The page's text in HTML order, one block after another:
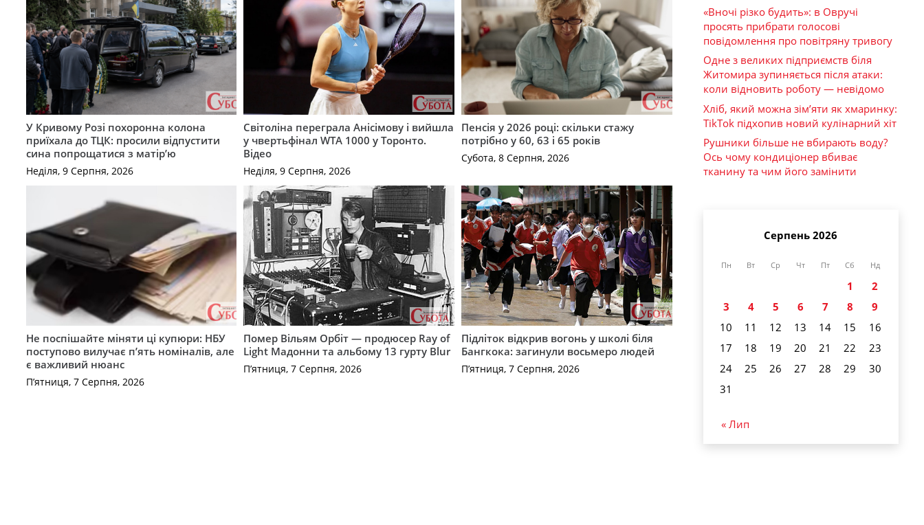
У Кривому Розі похоронна колона
приїхала до ТЦК: просили відпустити
сина попрощатися з матір’ю
Неділя, 9 Серпня, 2026
Світоліна переграла Анісімову і вийшла
у чвертьфінал WTA 1000 у Торонто.
Відео
Неділя, 9 Серпня, 2026
Пенсія у 2026 році: скільки стажу
потрібно у 60, 63 і 65 років
Субота, 8 Серпня, 2026
Не поспішайте міняти ці купюри: НБУ
поступово вилучає п’ять номіналів, але
є важливий нюанс
П’ятниця, 7 Серпня, 2026
Помер Вільям Орбіт — продюсер Ray of
Light Мадонни та альбому 13 гурту Blur
П’ятниця, 7 Серпня, 2026
Підліток відкрив вогонь у школі біля
Бангкока: загинули восьмеро людей
П’ятниця, 7 Серпня, 2026
«Вночі різко будить»: в Овручі
просять прибрати голосові
повідомлення про повітряну тривогу
Одне з великих підприємств біля
Житомира зупиняється після атаки:
коли відновить роботу — невідомо
Хліб, який можна зім’яти як хмаринку:
TikTok підхопив новий кулінарний хіт
Рушники більше не вбирають воду?
Ось чому кондиціонер вбиває
тканину та чим його замінити
Серпень 2026
Пн Вт Ср Чт Пт Сб Нд
1
2
3
4 5 6 7 8
9
10
11 12 13 14 15
16
17
18 19 20 21 22
23
24
25 26 27 28 29
30
31
« Лип